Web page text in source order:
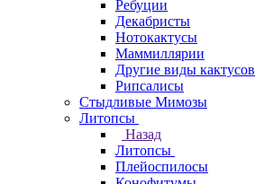
Ребуции
Декабристы
Нотокактусы
Маммиллярии
Другие виды кактусов
Рипсалисы
Стыдливые Мимозы
Литопсы
Назад
Литопсы
Плейоспилосы